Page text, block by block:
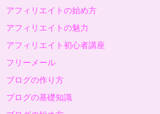
アフィリエイトの始め方
アフィリエイトの魅力
アフィリエイト初心者講座
フリーメール
ブログの作り方
ブログの基礎知識